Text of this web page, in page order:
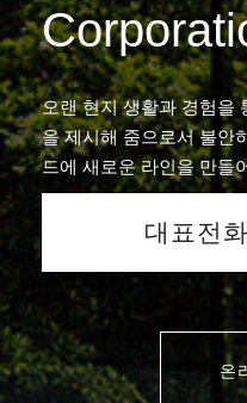
오랜 현지 생활과 경험을
을 제시해 줌으로서 불안
드에 새로운 라인을 만들
대표전
온